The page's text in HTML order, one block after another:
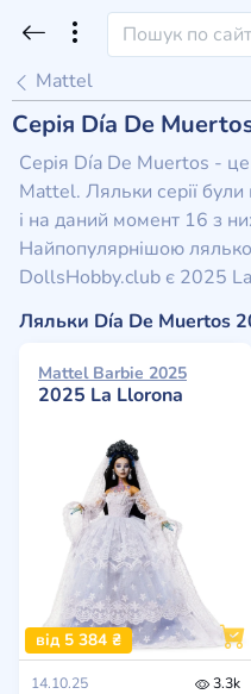
Mattel
Серія Día De
Серія Día De Muertos -
Mattel. Ляльки серії
і на даний момент 16 з
Найпопулярнішою
DollsHobby.club є 2025
Ляльки Día De Muertos
Mattel Barbie 2025
2025 La Llorona
від 5 384 ₴
14.10.25
3.3k